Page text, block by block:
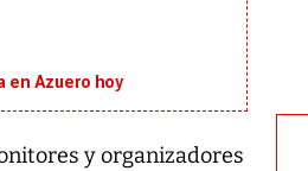
en Azuero hoy
y organizadores